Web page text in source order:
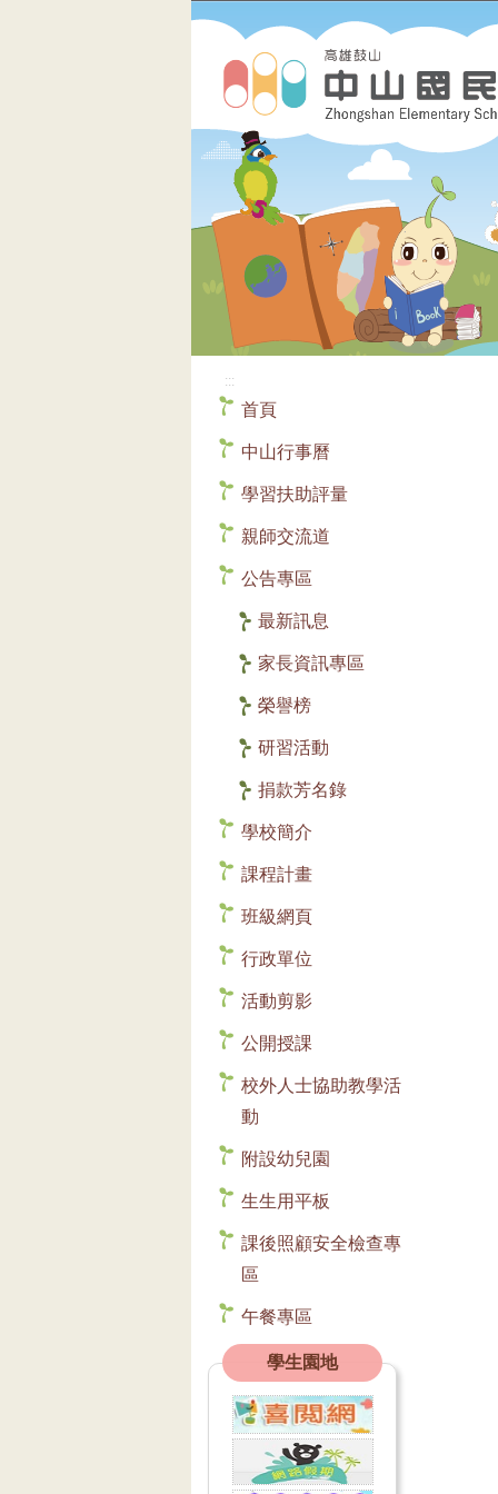
:::
首頁
中山行事曆
學習扶助評量
親師交流道
公告專區
最新訊息
家長資訊專區
榮譽榜
研習活動
捐款芳名錄
學校簡介
課程計畫
班級網頁
行政單位
活動剪影
公開授課
校外人士協助教學活
動
附設幼兒園
生生用平板
課後照顧安全檢查專
區
午餐專區
學生園地